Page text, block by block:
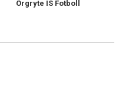
Örgryte IS Fotboll